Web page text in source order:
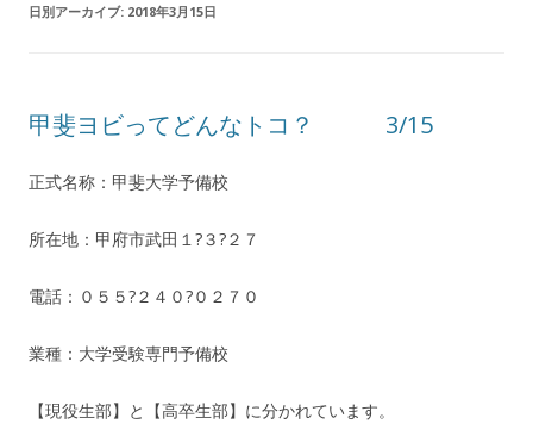
日別アーカイブ: 2018年3月15日
甲斐ヨビってどんなトコ？ 3/15
正式名称：甲斐大学予備校
所在地：甲府市武田１?３?２７
電話：０５５?２４０?０２７０
業種：大学受験専門予備校
【現役生部】と【高卒生部】に分かれています。